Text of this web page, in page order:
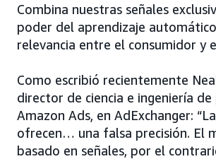
Combina nuestras señales
poder del aprendizaje
relevancia entre el consumidor y
Como escribió recientemente
director de ciencia e ingeniería de
Amazon Ads, en AdExchanger:
ofrecen… una falsa precisión. El
basado en señales, por el